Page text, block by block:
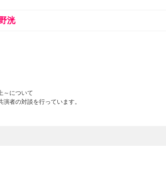
洸
～について
者の対談を行っています。